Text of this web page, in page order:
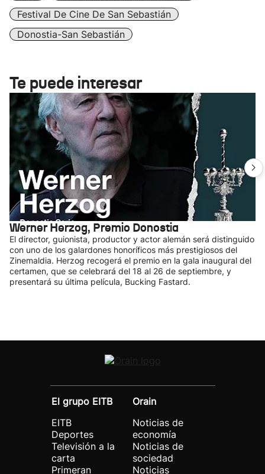
Festival De Cine De San Sebastián
Donostia-San Sebastián
Te puede interesar
Werner Herzog, Premio Donostia
El director, guionista, productor y actor alemán será distinguido
con uno de los galardones honoríficos más prestigiosos del
Zinemaldia. Herzog recogerá el premio en la gala inaugural del
certamen, que se celebrará del 18 al 26 de septiembre, y
presentará su última película, Bucking Fastard.
El grupo EITB
EITB
Deportes
Televisión a la
carta
Primeran
Orain
Noticias de
economía
Noticias de
sociedad
Noticias